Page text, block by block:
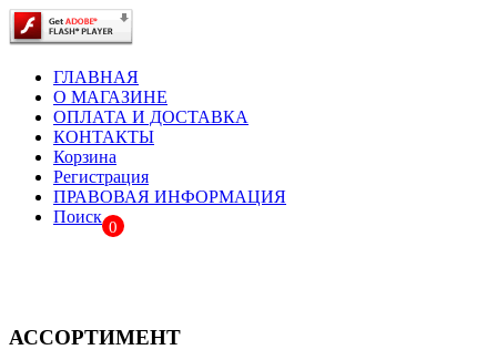
ГЛАВНАЯ
О МАГАЗИНЕ
ОПЛАТА И ДОСТАВКА
КОНТАКТЫ
Корзина
Регистрация
ПРАВОВАЯ ИНФОРМАЦИЯ
Поиск
0
АССОРТИМЕНТ